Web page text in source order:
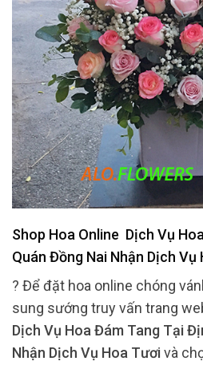
Shop Hoa Online Dịch Vụ
Quán Đồng Nai Nhận Dịch Vụ
? Để đặt hoa online chóng
sung sướng truy vấn trang
Dịch Vụ Hoa Đám Tang Tại
Nhận Dịch Vụ Hoa Tươivà